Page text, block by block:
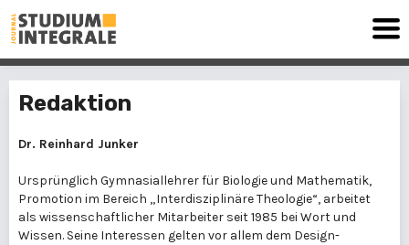
Redaktion
Dr. Reinhard Junker
Ursprünglich Gymnasiallehrer für Biologie und Mathematik,
Promotion im Bereich „Interdisziplinäre Theologie“, arbeitet
als wissenschaftlicher Mitarbeiter seit 1985 bei Wort und
Wissen. Seine Interessen gelten vor allem dem Design-